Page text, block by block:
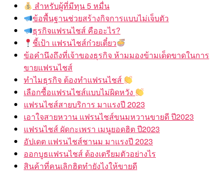
สำหรับผู้ที่มีทุน 5 หมื่น
ข้อพื้นฐานช่วยสร้างกิจการแบบไม่เจ็บตัว
ธุรกิจแฟรนไชส์ คืออะไร?
ชี้เป้า แฟรนไชส์ก๋วยเตี๋ยว
ข้อคำนึงถึงที่เจ้าของธุรกิจ ห้ามมองข้ามเด็ดขาดในการ
ขายแฟรนไชส์
ทำไมธุรกิจ ต้องทำแฟรนไชส์
เลือกซื้อแฟรนไชส์แบบไม่ผิดหวัง
แฟรนไชส์สายบริการ มาแรงปี 2023
เอาใจสายหวาน แฟรนไชส์ขนมหวานขายดี ปี2023
แฟรนไชส์ ผัดกะเพรา เมนูยอดฮิต ปี2023
อัปเดต แฟรนไชส์ชานม มาแรงปี 2023
ออกบูธแฟรนไชส์ ต้องเตรียมตัวอย่างไร
สินค้าที่คนเลิกฮิตทำยังไงให้ขายดี